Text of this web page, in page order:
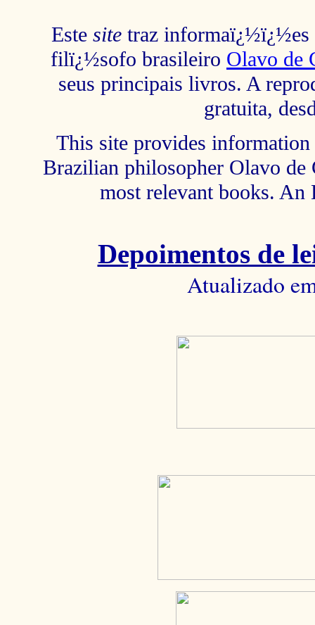
Este site traz informaï¿½ï¿½es
filï¿½sofo brasileiro Olavo de
seus principais livros. A
gratuita,
This site provides
Brazilian philosopher Olavo de
most relevant books.
Depoimentos de
Atualizado